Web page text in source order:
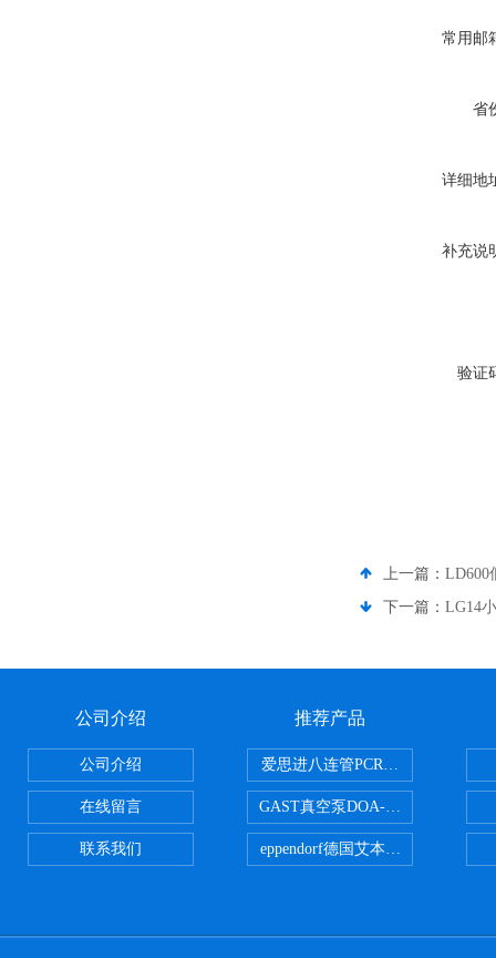
常用邮
省
详细地
补充说
验证
上一篇： LD600
下一篇： LG14
公司介绍
公司介绍
在线留言
联系我们
推荐产品
爱思进八连管PCR-0208-C
GAST真空泵DOA-P504-BN
eppendorf德国艾本德台式高速离